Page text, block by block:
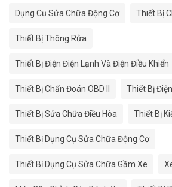
Dụng Cụ Sửa Chữa Động Cơ Thiết Bị
Thiết Bị Thông Rửa
Thiết Bị Điện Điện Lạnh Và Điện Điều Khiển
Thiết Bị Chẩn Đoán OBD II Thiết Bị
Thiết Bị Sửa Chữa Điều Hòa Thiết Bị
Thiết Bị Dụng Cụ Sửa Chữa Động Cơ
Thiết Bị Dụng Cụ Sửa Chữa Gầm Xe